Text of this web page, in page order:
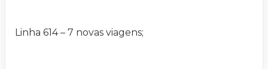
Linha 614 – 7 novas viagens;